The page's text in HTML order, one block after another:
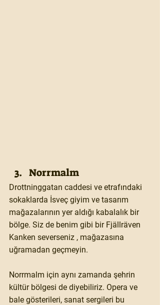
Norrmalm
Drottninggatan caddesi ve etrafındaki
sokaklarda İsveç giyim ve tasarım
mağazalarının yer aldığı kabalalık bir
bölge. Siz de benim gibi bir Fjällräven
Kanken severseniz , mağazasına
uğramadan geçmeyin.
Norrmalm için aynı zamanda şehrin
kültür bölgesi de diyebiliriz. Opera ve
bale gösterileri, sanat sergileri bu